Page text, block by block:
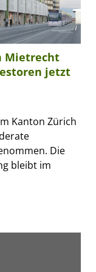
Mietrecht
jetzt
Kanton Zürich
Die
bleibt im